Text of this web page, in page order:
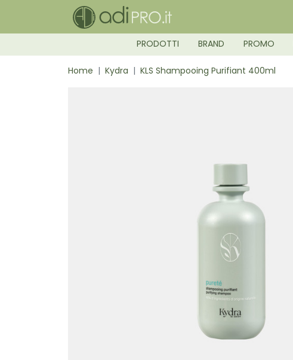
PRODOTTI BRAND PROMO
Home Kydra KLS Shampooing Purifiant 400ml